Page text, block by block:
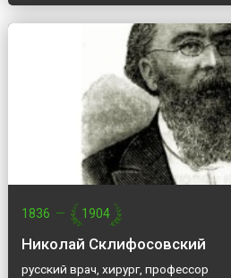
1836 — 1904
Николай Склифосовский
русский врач, хирург, профессор